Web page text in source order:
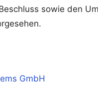
sowie den
GmbH